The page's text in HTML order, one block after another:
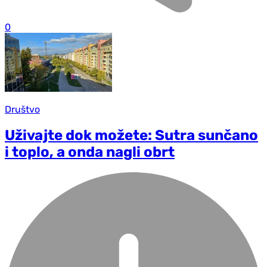
0
Društvo
Uživajte dok možete: Sutra sunčano
i toplo, a onda nagli obrt